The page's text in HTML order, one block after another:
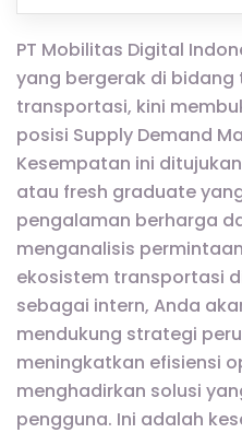
PT Mobilitas Digital
yang bergerak di
transportasi, kini
posisi Supply Demand
Kesempatan ini
atau fresh graduate
pengalaman berharga
menganalisis
ekosistem transportasi
sebagai intern, Anda
mendukung strategi
meningkatkan efisiensi
menghadirkan solusi
pengguna. Ini adalah